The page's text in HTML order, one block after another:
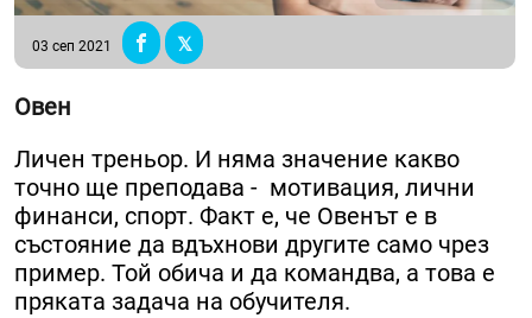
03 сеп 2021
Овен
Личен треньор. И няма значение какво
точно ще преподава - мотивация, лични
финанси, спорт. Факт е, че Овенът е в
състояние да вдъхнови другите само чрез
пример. Той обича и да командва, а това е
пряката задача на обучителя.